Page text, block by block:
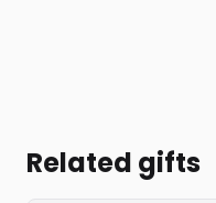
Related gifts